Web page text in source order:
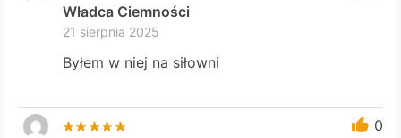
Władca Ciemności
21 sierpnia 2025
Byłem w niej na siłowni
0